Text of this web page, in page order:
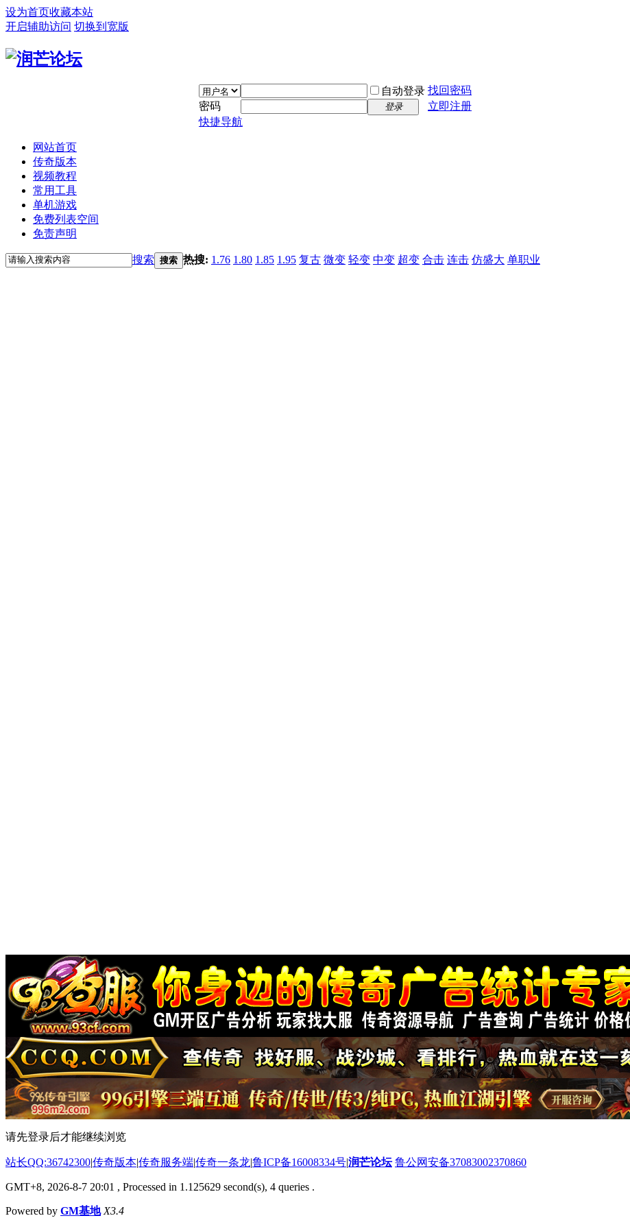
设为首页收藏本站
开启辅助访问 切换到宽版
自动登录 找回密码
密码
登录
立即注册
快捷导航
网站首页
传奇版本
视频教程
常用工具
单机游戏
免费列表空间
免责声明
搜索 搜索 热搜: 1.76 1.80 1.85 1.95 复古 微变 轻变 中变 超变 合击 连击 仿盛大 单职业
请先登录后才能继续浏览
站长QQ:36742300|传奇版本|传奇服务端|传奇一条龙|鲁ICP备16008334号|润芒论坛 鲁公网安备37083002370860
GMT+8, 2026-8-7 20:01 , Processed in 1.125629 second(s), 4 queries .
Powered by GM基地 X3.4